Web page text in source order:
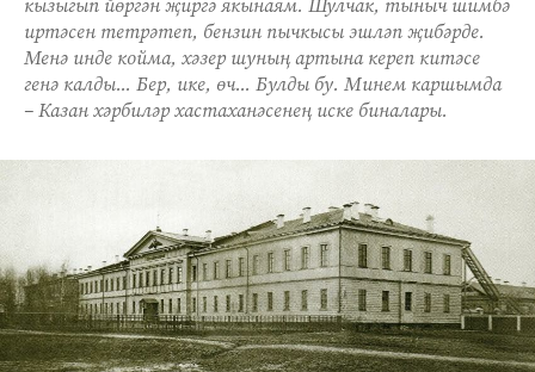
кызыгып йөргән җиргә якынаям. Шулчак, тыныч шимбә
иртәсен тетрәтеп, бензин пычкысы эшләп җибәрде.
Менә инде койма, хәзер шуның артына кереп китәсе
генә калды... Бер, ике, өч... Булды бу. Минем каршымда
– Казан хәрбиләр хастаханәсенең иске биналары.